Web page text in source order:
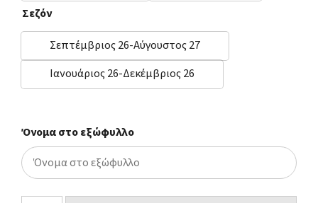
Σεζόν
Σεπτέμβριος 26-Αύγουστος 27
Ιανουάριος 26-Δεκέμβριος 26
Όνομα στο εξώφυλλο